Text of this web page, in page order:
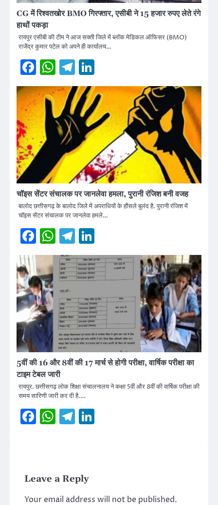
CG में रिश्वतखोर BMO गिरफ्तार, एसीबी ने 15 हजार रुपए लेते रंगे
हाथों पकड़ा
रायपुर एसीबी की टीम ने आज सक्ती जिले में ब्लॉक मेडिकल ऑफिसर (BMO)
राजेंद्र कुमार पटेल को अपने ही कार्यालय…
Facebook
WhatsApp
Telegram
चॉइस सेंटर संचालक पर जानलेवा हमला, पुरानी रंजिश बनी वजह
बालोद छत्तीसगढ़ के बालोद जिले में अपराधियों के हौंसले बुलंद है. पुरानी रंजिश में
चॉइस सेंटर संचालक पर जानलेवा हमले…
Facebook
WhatsApp
Telegram
5वीं की 16 और 8वीं की 17 मार्च से होगी परीक्षा, वार्षिक परीक्षा का
टाइम टेबल जारी
रायपुर. छत्तीसगढ़ लोक शिक्षा संचालनालय ने कक्षा 5वीं और 8वीं की वार्षिक परीक्षा की
समय सारिणी जारी कर दी है.…
Facebook
WhatsApp
Telegram
Leave a Reply
Your email address will not be published.